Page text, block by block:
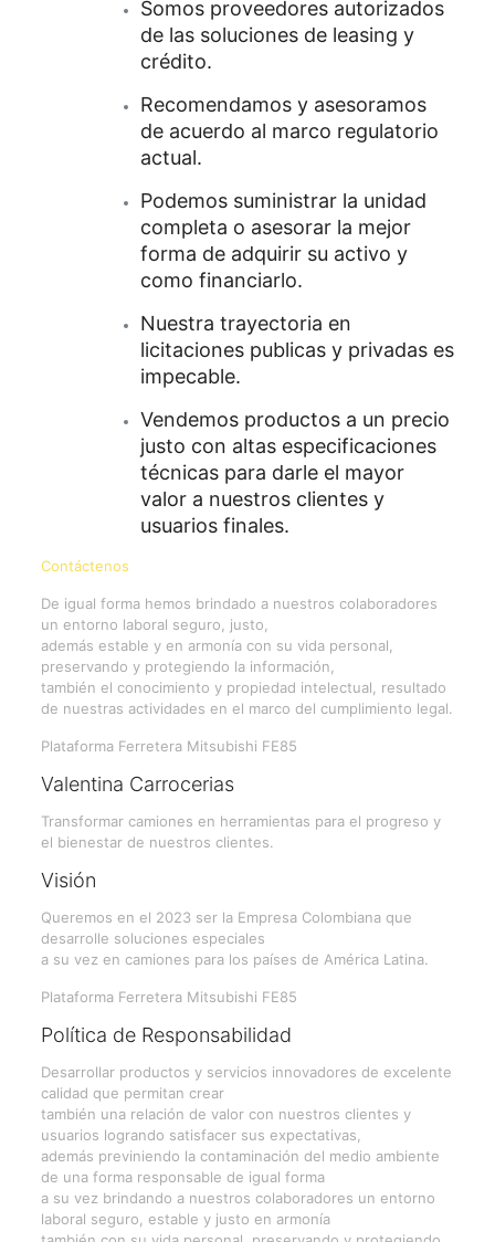
Somos proveedores autorizados
de las soluciones de leasing y
crédito.
Recomendamos y asesoramos
de acuerdo al marco regulatorio
actual.
Podemos suministrar la unidad
completa o asesorar la mejor
forma de adquirir su activo y
como financiarlo.
Nuestra trayectoria en
licitaciones publicas y privadas es
impecable.
Vendemos productos a un precio
justo con altas especificaciones
técnicas para darle el mayor
valor a nuestros clientes y
usuarios finales.
Contáctenos
De igual forma hemos brindado a nuestros colaboradores
un entorno laboral seguro, justo,
además estable y en armonía con su vida personal,
preservando y protegiendo la información,
también el conocimiento y propiedad intelectual, resultado
de nuestras actividades en el marco del cumplimiento legal.
Plataforma Ferretera Mitsubishi FE85
Valentina Carrocerias
Transformar camiones en herramientas para el progreso y
el bienestar de nuestros clientes.
Visión
Queremos en el 2023 ser la Empresa Colombiana que
desarrolle soluciones especiales
a su vez en camiones para los países de América Latina.
Plataforma Ferretera Mitsubishi FE85
Política de Responsabilidad
Desarrollar productos y servicios innovadores de excelente
calidad que permitan crear
también una relación de valor con nuestros clientes y
usuarios logrando satisfacer sus expectativas,
además previniendo la contaminación del medio ambiente
de una forma responsable de igual forma
a su vez brindando a nuestros colaboradores un entorno
laboral seguro, estable y justo en armonía